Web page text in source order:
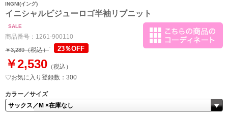
INGNI(イング)
イニシャルビジューロゴ半袖リブニット
SALE
商品番号： 1261-900110
￥3,289（税込） 23％OFF
￥2,530 （税込）
♡お気に入り登録数：300
カラー／サイズ